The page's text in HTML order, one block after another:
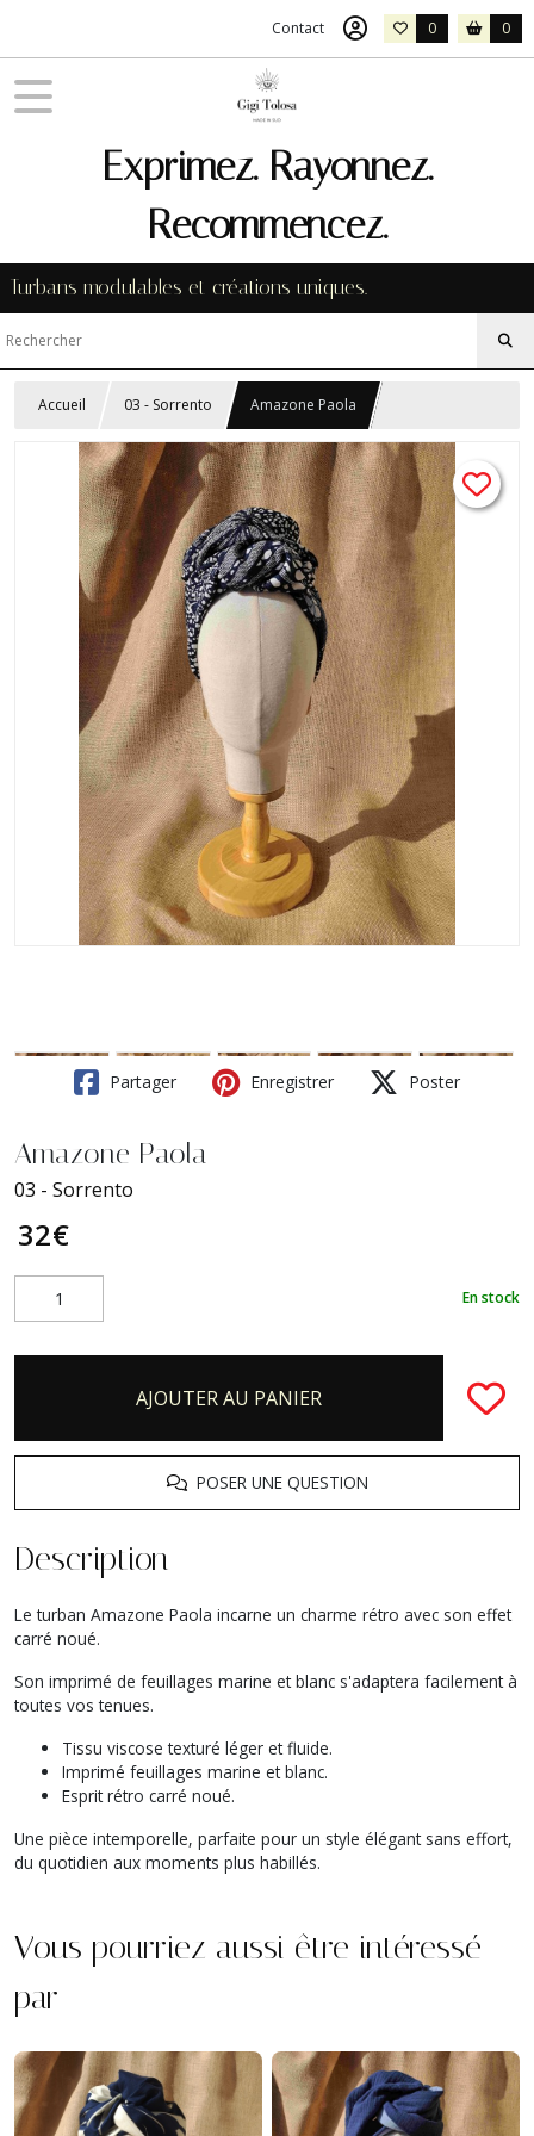
Contact 0 0
Exprimez. Rayonnez.
Recommencez.
Turbans modulables et créations uniques.
Accueil 03 - Sorrento Amazone Paola
Partager Enregistrer Poster
Amazone Paola
03 - Sorrento
32€
En stock
AJOUTER AU PANIER
POSER UNE QUESTION
Description
Le turban Amazone Paola incarne un charme rétro avec son effet
carré noué.
Son imprimé de feuillages marine et blanc s'adaptera facilement à
toutes vos tenues.
Tissu viscose texturé léger et fluide.
Imprimé feuillages marine et blanc.
Esprit rétro carré noué.
Une pièce intemporelle, parfaite pour un style élégant sans effort,
du quotidien aux moments plus habillés.
Vous pourriez aussi être intéressé
par